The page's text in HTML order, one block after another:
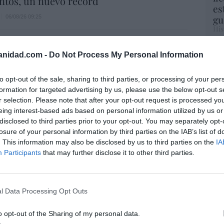
- Do Not Process My Personal Information
opt-out of the sale, sharing to third parties, or processing of your
for targeted advertising by us, please use the below opt-out
selection. Please note that after your opt-out request is processed
interest-based ads based on personal information utilized by us
to third parties prior to your opt-out. You may separately
of your personal information by third parties on the IAB’s list of
This information may also be disclosed by us to third parties on the
Participants that may further disclose it to other third parties.
Data Processing Opt Outs
opt-out of the Sharing of my personal data.
Señora de África: convertir al
06/08/26 09:20
Sánchez, Ana Botín se convierte en la
de EEUU, tras cerrar, por fin, la
Webster Bank
05/08/26 15:58
Ceuta. Vecinos denuncian la violación
de una inmigrante irregular menor de
testigos”